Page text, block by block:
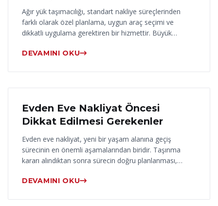
Ağır yük taşımacılığı, standart nakliye süreçlerinden
farklı olarak özel planlama, uygun araç seçimi ve
dikkatli uygulama gerektiren bir hizmettir. Büyük…
DEVAMINI OKU
16 Haziran 2026
Evden Eve Nakliyat Öncesi
Dikkat Edilmesi Gerekenler
Evden eve nakliyat, yeni bir yaşam alanına geçiş
sürecinin en önemli aşamalarından biridir. Taşınma
kararı alındıktan sonra sürecin doğru planlanması,…
DEVAMINI OKU